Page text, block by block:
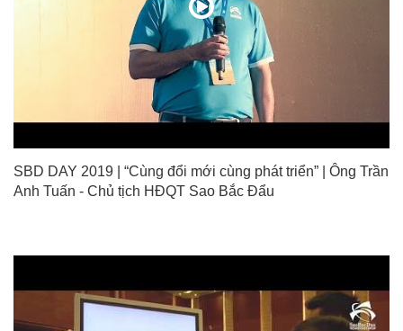
SBD DAY 2019 | “Cùng đổi mới cùng phát triển” | Ông Trần
Anh Tuấn - Chủ tịch HĐQT Sao Bắc Đẩu